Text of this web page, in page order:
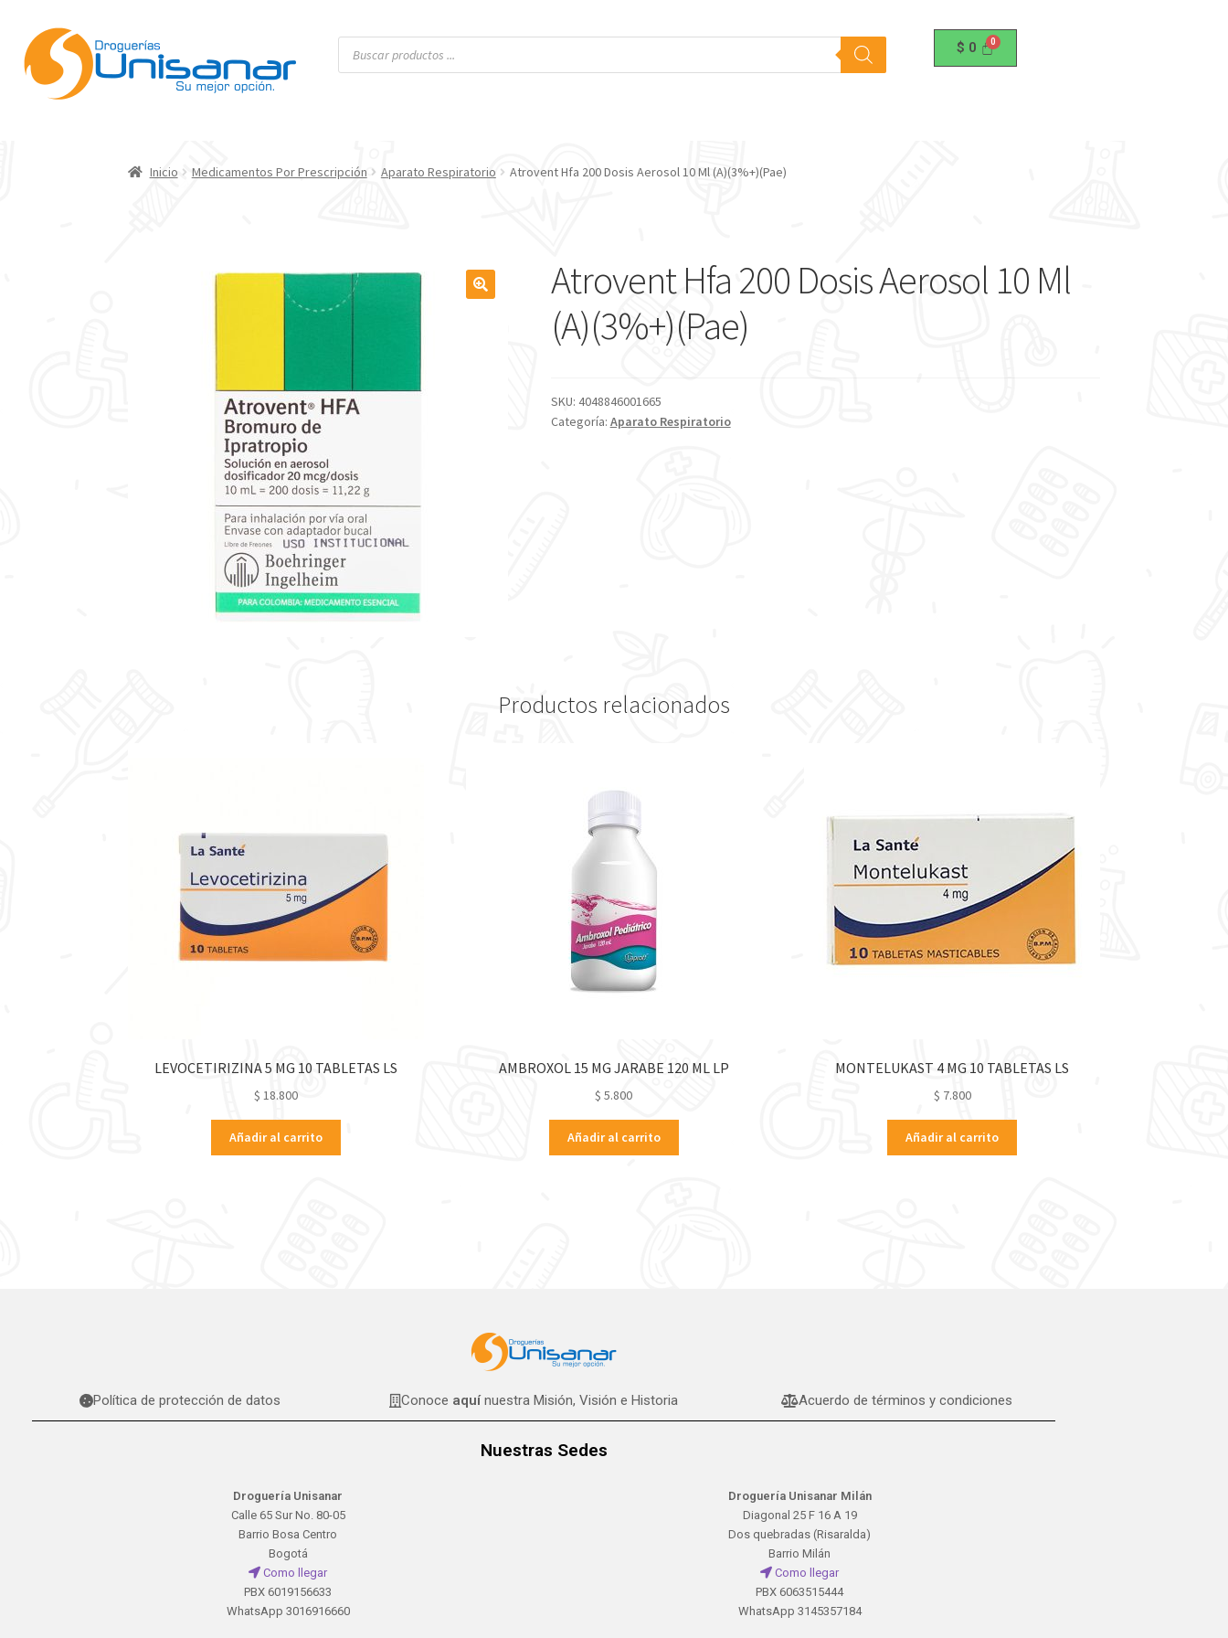
$ 0
Inicio Medicamentos Por Prescripción Aparato Respiratorio Atrovent Hfa 200 Dosis Aerosol 10 Ml (A)(3%+)(Pae)
Atrovent Hfa 200 Dosis Aerosol 10 Ml
(A)(3%+)(Pae)
SKU: 4048846001665
Categoría: Aparato Respiratorio
Productos relacionados
LEVOCETIRIZINA 5 MG 10 TABLETAS LS
$ 18.800
Añadir al carrito
AMBROXOL 15 MG JARABE 120 ML LP
$ 5.800
Añadir al carrito
MONTELUKAST 4 MG 10 TABLETAS LS
$ 7.800
Añadir al carrito
Política de protección de datos Conoce aquínuestra Misión, Visión e Historia Acuerdo de términos y condiciones
Nuestras Sedes
Droguería Unisanar
Calle 65 Sur No. 80-05
Barrio Bosa Centro
Bogotá
Como llegar
PBX 6019156633
WhatsApp 3016916660
Droguería Unisanar Milán
Diagonal 25 F 16 A 19
Dos quebradas (Risaralda)
Barrio Milán
Como llegar
PBX 6063515444
WhatsApp 3145357184